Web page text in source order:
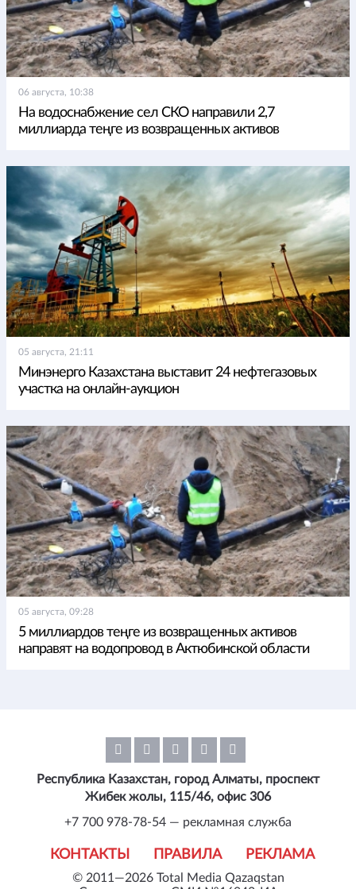
06 августа, 10:38
На водоснабжение сел СКО направили 2,7
миллиарда теңге из возвращенных активов
05 августа, 21:11
Минэнерго Казахстана выставит 24 нефтегазовых
участка на онлайн-аукцион
05 августа, 09:28
5 миллиардов теңге из возвращенных активов
направят на водопровод в Актюбинской области
© 2011—2026 Total Media Qazaqstan
КОНТАКТЫ ПРАВИЛА РЕКЛАМА
Республика Казахстан, город Алматы, проспект
Жибек жолы, 115/46, офис 306
+7 700 978-78-54 — рекламная служба